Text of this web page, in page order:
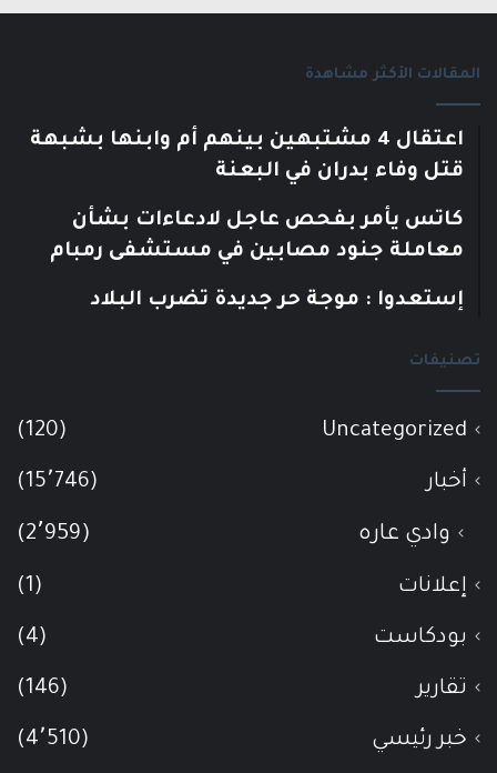
المقالات الأكثر مشاهدة
اعتقال 4 مشتبهين بينهم أم وابنها بشبهة
قتل وفاء بدران في البعنة
كاتس يأمر بفحص عاجل لادعاءات بشأن
معاملة جنود مصابين في مستشفى رمبام
إستعدوا : موجة حر جديدة تضرب البلاد
تصنيفات
Uncategorized
(120)
أخبار (15٬746)
وادي عاره (2٬959)
إعلانات (1)
بودكاست (4)
تقارير (146)
خبر رئيسي (4٬510)